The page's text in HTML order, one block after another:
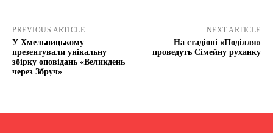
PREVIOUS ARTICLE
У Хмельницькому
презентували унікальну
збірку оповідань «Великдень
через Збруч»
NEXT ARTICLE
На стадіоні «Поділля»
проведуть Сімейну руханку